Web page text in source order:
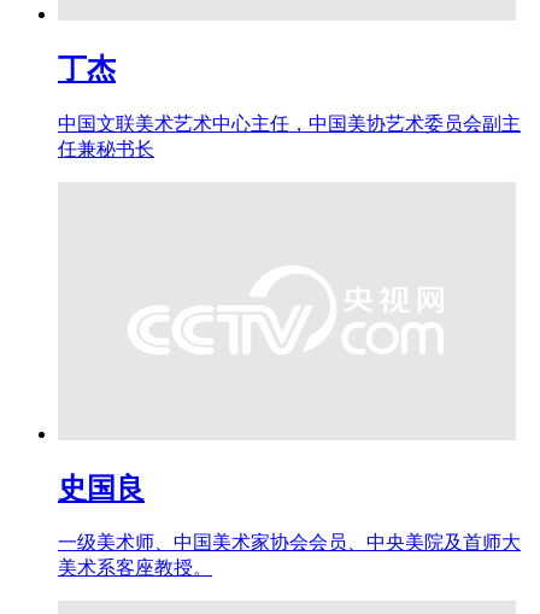
丁杰
中国文联美术艺术中心主任，中国美协艺术委员会副主
任兼秘书长
史国良
一级美术师、中国美术家协会会员、中央美院及首师大
美术系客座教授。